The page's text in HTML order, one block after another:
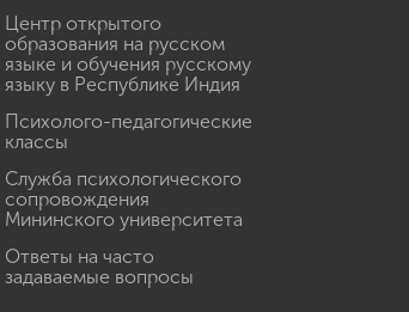
Центр открытого
образования на русском
языке и обучения русскому
языку в Республике Индия
Психолого-педагогические
классы
Служба психологического
сопровождения
Мининского университета
Ответы на часто
задаваемые вопросы